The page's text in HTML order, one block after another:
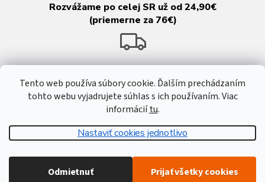
Tento web používa súbory cookie. Ďalším prechádzaním
tohto webu vyjadrujete súhlas s ich používaním. Viac
informáciítu.
Nastaviť cookies jednotlivo
Odmietnuť Prijať všetky cookies
Rozvážame po celej SR už od 24,90€
(priemerne za 76€)
Vytvoril Shoptet
Copyright 2026Atreon - Hutnícky materiál. Všetky práva vyhradené.